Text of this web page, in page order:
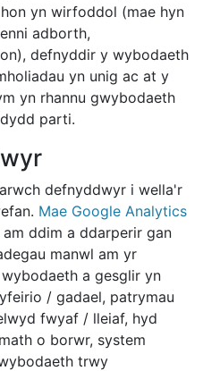
yn wirfoddol (mae hyn
adborth,
defnyddir y wybodaeth
yn unig ac at y
yn rhannu gwybodaeth
parti.
defnyddwyr i wella'r
Mae Google Analytics
ddim a ddarperir gan
manwl am yr
a gesglir yn
/ gadael, patrymau
fwyaf / lleiaf, hyd
o borwr, system
trwy